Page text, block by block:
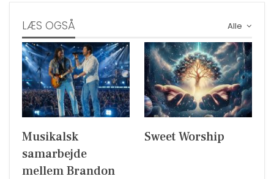
Alle
LÆS OGSÅ
Musikalsk
samarbejde
mellem Brandon
Sweet Worship